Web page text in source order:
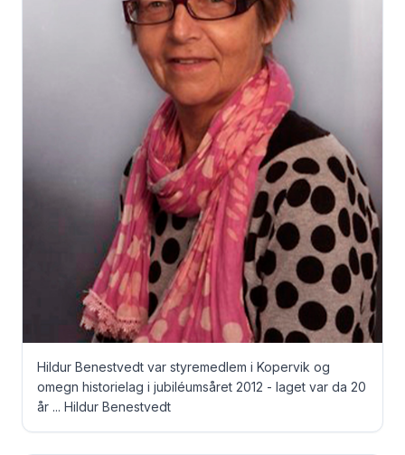
Hildur Benestvedt var styremedlem i Kopervik og
omegn historielag i jubiléumsåret 2012 - laget var da 20
år ... Hildur Benestvedt